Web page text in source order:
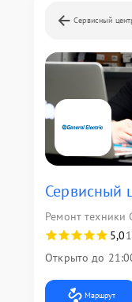
Сервисный
Сервисный
Ремонт техники
5,0
Открыто до
Маршрут